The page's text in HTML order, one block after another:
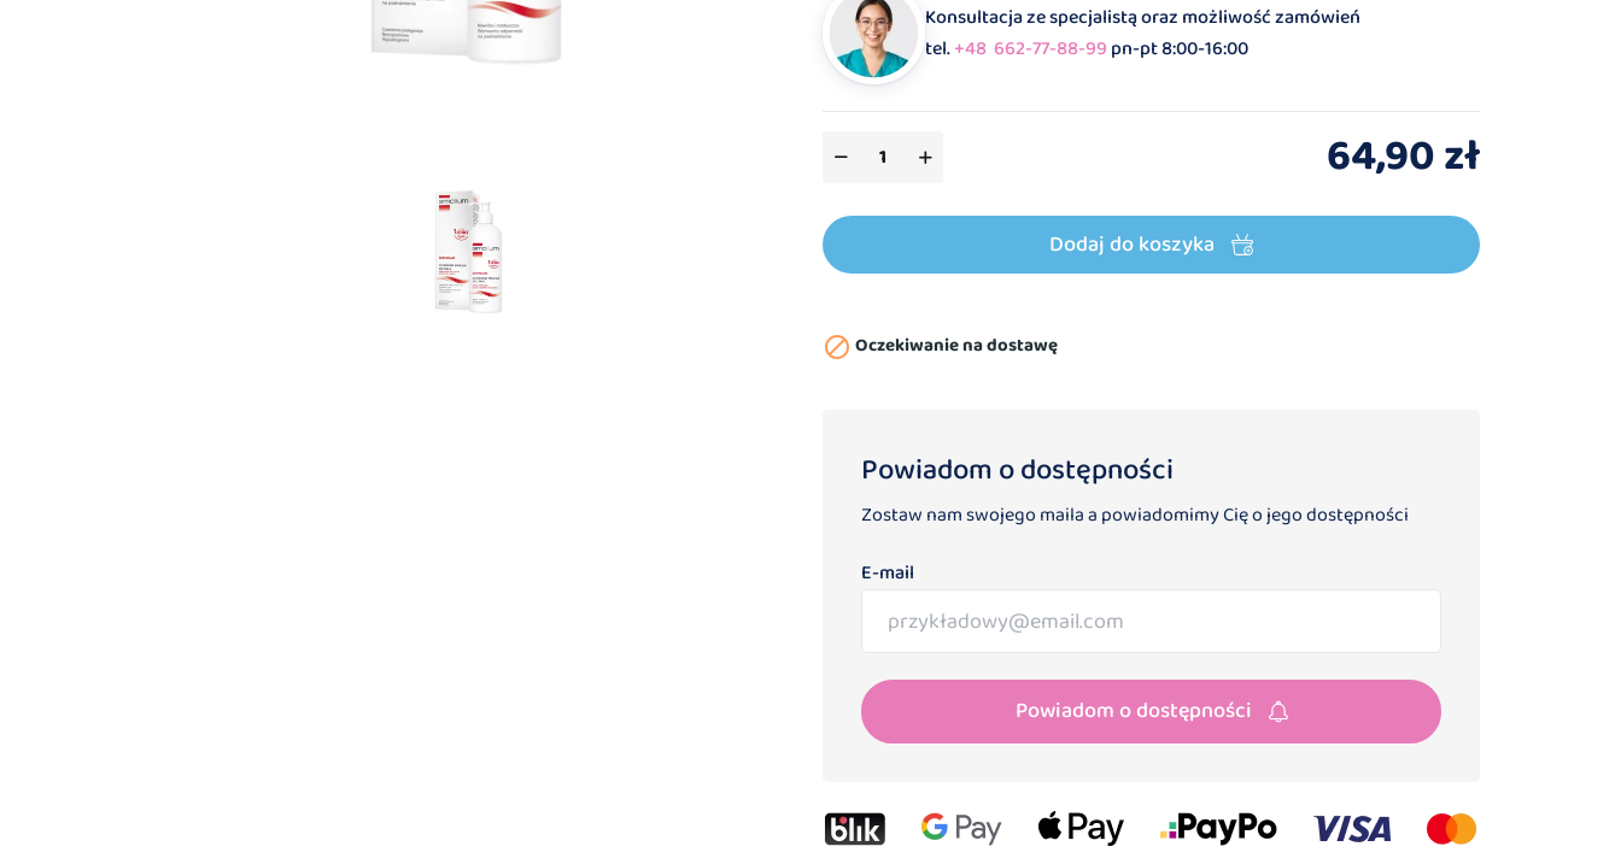
Konsultacja ze specjalistą oraz możliwość zamówień
tel.+48 662-77-88-99 pn-pt 8:00-16:00
64,90 zł
Dodaj do koszyka
 Oczekiwanie na dostawę
Powiadom o dostępności
Zostaw nam swojego maila a powiadomimy Cię o jego dostępności
E-mail
Powiadom o dostępności